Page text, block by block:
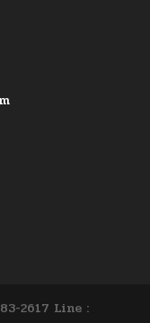
2617 Line :